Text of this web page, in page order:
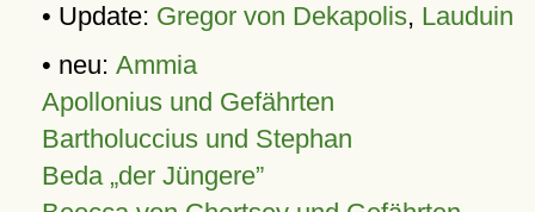
• Update: Gregor von Dekapolis, Lauduin
• neu: Ammia
Apollonius und Gefährten
Bartholuccius und Stephan
Beda „der Jüngere”